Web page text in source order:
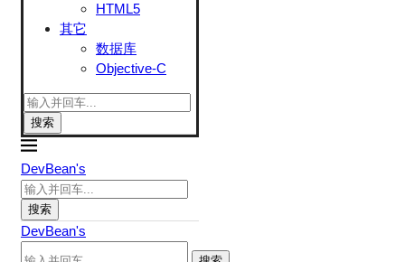
HTML5
其它
数据库
Objective-C
搜索
DevBean's
搜索
DevBean's